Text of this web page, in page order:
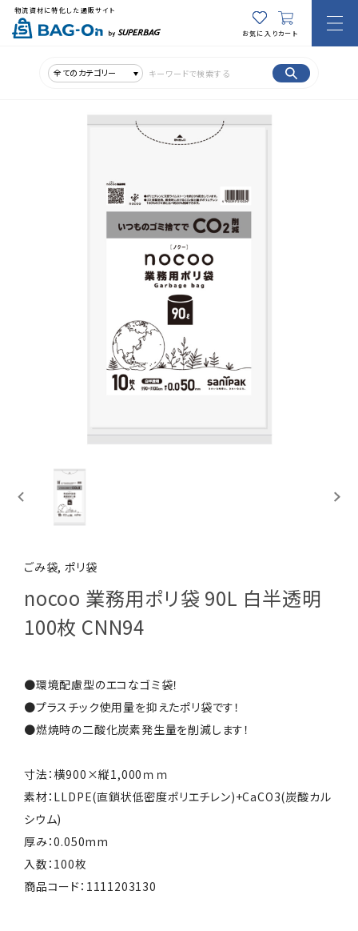
物流資材に特化した通販サイト
お気に入りカート
全てのカテゴリー
ごみ袋, ポリ袋
nocoo 業務用ポリ袋 90L 白半透明
100枚 CNN94
●環境配慮型のエコなゴミ袋！
●プラスチック使用量を抑えたポリ袋です！
●燃焼時の二酸化炭素発生量を削減します！
寸法：横900×縦1,000ｍｍ
素材：LLDPE(直鎖状低密度ポリエチレン)+CaCO3(炭酸カル
シウム)
厚み：0.050mm
入数：100枚
商品コード：1111203130